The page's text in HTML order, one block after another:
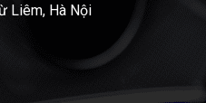
Liêm, Hà Nội